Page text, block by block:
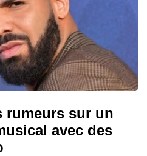
rumeurs sur un
avec des